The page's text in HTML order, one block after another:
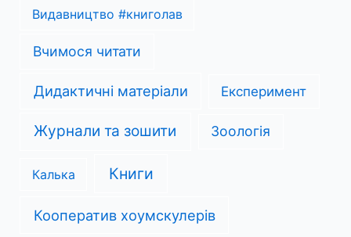
Видавництво #книголав
Вчимося читати
Дидактичні матеріали Експеримент
Журнали та зошити Зоологія
Калька Книги
Кооператив хоумскулерів